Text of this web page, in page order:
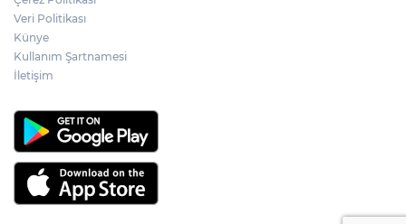
Veri Politikası
Künye
Kullanım Şartnamesi
İletişim